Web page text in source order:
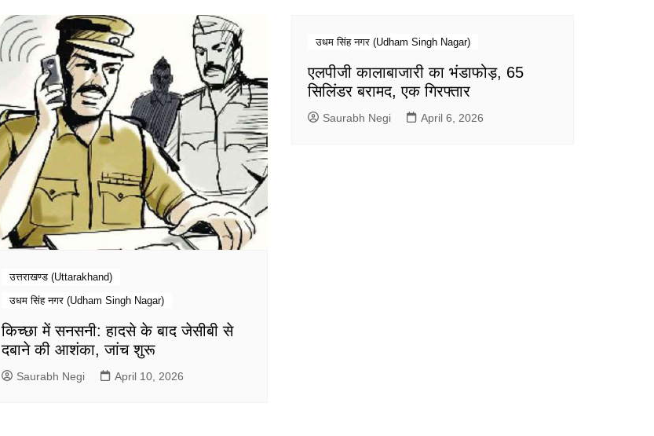
उत्तराखण्ड (Uttarakhand)
उधम सिंह नगर (Udham Singh Nagar)
किच्छा में सनसनी: हादसे के बाद जेसीबी से
दबाने की आशंका, जांच शुरू
Saurabh Negi April 10, 2026
उधम सिंह नगर (Udham Singh Nagar)
एलपीजी कालाबाजारी का भंडाफोड़, 65
सिलिंडर बरामद, एक गिरफ्तार
Saurabh Negi April 6, 2026